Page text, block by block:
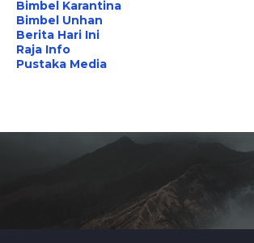
Bimbel Karantina
Bimbel Unhan
Berita Hari Ini
Raja Info
Pustaka Media